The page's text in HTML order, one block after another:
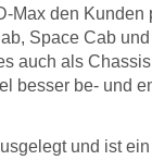
Max den
Space Cab
auch als
besser be- und
und ist